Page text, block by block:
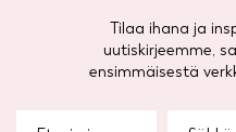
Tilaa ihana ja
uutiskirjeemme,
ensimmäisestä